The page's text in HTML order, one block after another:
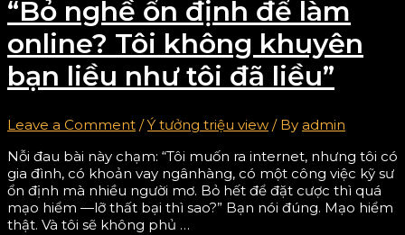
“Bỏ nghề ổn định để làm
online? Tôi không khuyên
bạn liều như tôi đã liều”
Leave a Comment /Ý tưởng triệu view / By admin
Nỗi đau bài này chạm: “Tôi muốn ra internet, nhưng tôi có
gia đình, có khoản vay ngânhàng, có một công việc kỹ sư
ổn định mà nhiều người mơ. Bỏ hết để đặt cược thì quá
mạo hiểm —lỡ thất bại thì sao?” Bạn nói đúng. Mạo hiểm
thật. Và tôi sẽ không phủ …